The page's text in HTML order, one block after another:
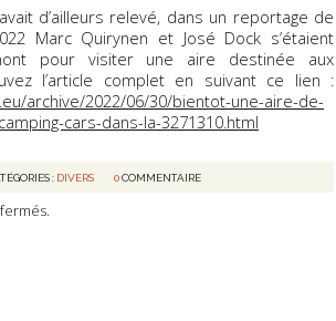
d’ailleurs relevé, dans un reportage de
Marc Quirynen et José Dock s’étaient
pour visiter une aire destinée aux
l’article complet en suivant ce lien :
archive/2022/06/30/bientot-une-aire-de-
cars-dans-la-3271310.html
: DIVERS 0COMMENTAIRE